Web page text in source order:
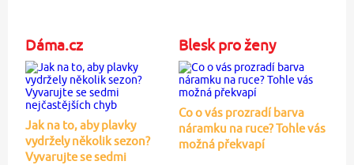
Dáma.cz
Jak na to, aby plavky
vydržely několik sezon?
Vyvarujte se sedmi
Blesk pro ženy
Co o vás prozradí barva
náramku na ruce? Tohle vás
možná překvapí